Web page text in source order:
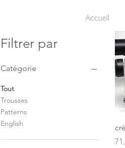
Accueil
Filtrer par
Catégorie
Tout
Trousses
Patterns
English